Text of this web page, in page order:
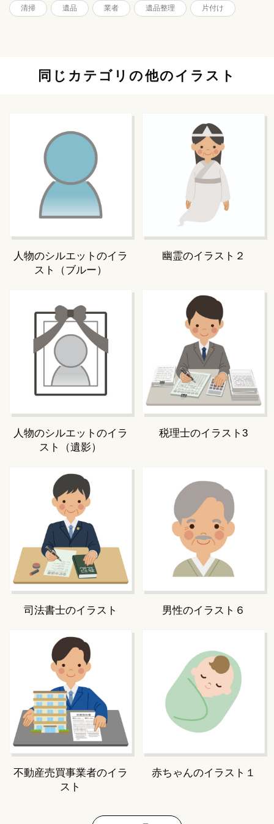
清掃 遺品 業者 遺品整理 片付け
同じカテゴリの他のイラスト
人物のシルエットのイラ
スト（ブルー）
幽霊のイラスト２
人物のシルエットのイラ
スト（遺影）
税理士のイラスト3
司法書士のイラスト 男性のイラスト６
不動産売買事業者のイラ
スト
赤ちゃんのイラスト１